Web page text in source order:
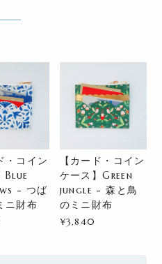
・コイン
Blue
- つば
ニ財布
【カード・コイン
ケース】Green
jungle - 森と鳥
のミニ財布
¥3,840